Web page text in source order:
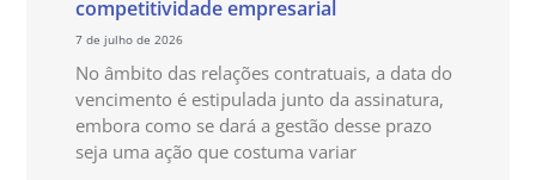
competitividade empresarial
7 de julho de 2026
No âmbito das relações contratuais, a data do
vencimento é estipulada junto da assinatura,
embora como se dará a gestão desse prazo
seja uma ação que costuma variar